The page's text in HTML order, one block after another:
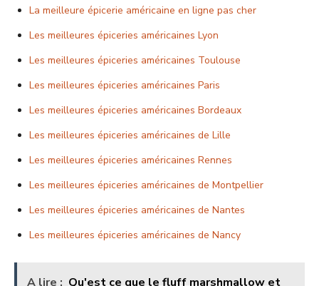
La meilleure épicerie américaine en ligne pas cher
Les meilleures épiceries américaines Lyon
Les meilleures épiceries américaines Toulouse
Les meilleures épiceries américaines Paris
Les meilleures épiceries américaines Bordeaux
Les meilleures épiceries américaines de Lille
Les meilleures épiceries américaines Rennes
Les meilleures épiceries américaines de Montpellier
Les meilleures épiceries américaines de Nantes
Les meilleures épiceries américaines de Nancy
A lire : Qu'est ce que le fluff marshmallow et